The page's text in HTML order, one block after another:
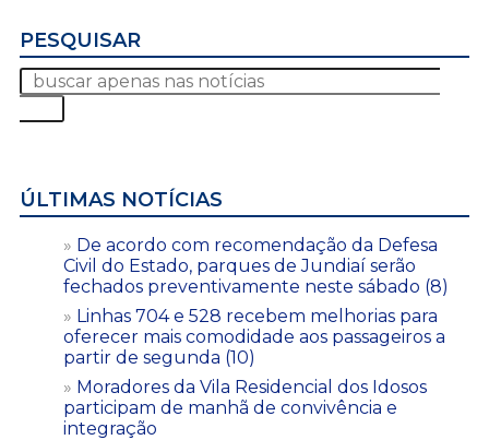
PESQUISAR
ÚLTIMAS NOTÍCIAS
De acordo com recomendação da Defesa
Civil do Estado, parques de Jundiaí serão
fechados preventivamente neste sábado (8)
Linhas 704 e 528 recebem melhorias para
oferecer mais comodidade aos passageiros a
partir de segunda (10)
Moradores da Vila Residencial dos Idosos
participam de manhã de convivência e
integração